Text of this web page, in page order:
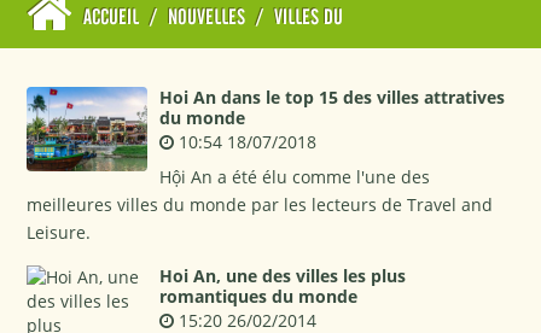
ACCUEIL / NOUVELLES / VILLES DU
Hoi An dans le top 15 des villes attratives
du monde
10:54 18/07/2018
Hội An a été élu comme l'une des
meilleures villes du monde par les lecteurs de Travel and
Leisure.
Hoi An, une des villes les plus
romantiques du monde
15:20 26/02/2014